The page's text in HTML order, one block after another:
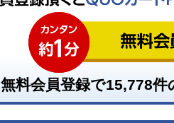
無料会員登録で15,778件